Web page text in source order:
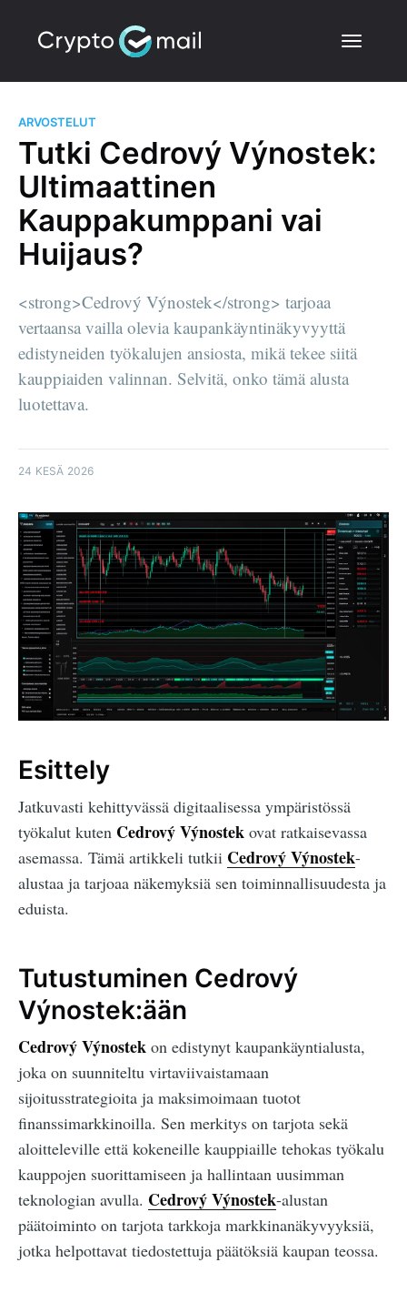
ARVOSTELUT
Tutki Cedrový Výnostek:
Ultimaattinen
Kauppakumppani vai
Huijaus?
<strong>Cedrový Výnostek</strong> tarjoaa
vertaansa vailla olevia kaupankäyntinäkyvyyttä
edistyneiden työkalujen ansiosta, mikä tekee siitä
kauppiaiden valinnan. Selvitä, onko tämä alusta
luotettava.
24 KESÄ 2026
Esittely
Jatkuvasti kehittyvässä digitaalisessa ympäristössä
työkalut kuten Cedrový Výnostek ovat ratkaisevassa
asemassa. Tämä artikkeli tutkii Cedrový Výnostek-
alustaa ja tarjoaa näkemyksiä sen toiminnallisuudesta ja
eduista.
Tutustuminen Cedrový
Výnostek:ään
Cedrový Výnostek on edistynyt kaupankäyntialusta,
joka on suunniteltu virtaviivaistamaan
sijoitusstrategioita ja maksimoimaan tuotot
finanssimarkkinoilla. Sen merkitys on tarjota sekä
aloitteleville että kokeneille kauppiaille tehokas työkalu
kauppojen suorittamiseen ja hallintaan uusimman
teknologian avulla. Cedrový Výnostek-alustan
päätoiminto on tarjota tarkkoja markkinanäkyvyyksiä,
jotka helpottavat tiedostettuja päätöksiä kaupan teossa.